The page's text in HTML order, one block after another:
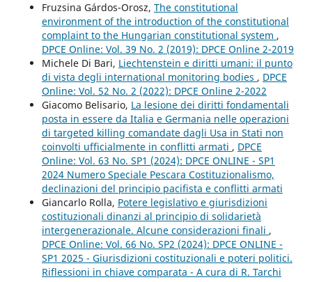
Fruzsina Gárdos-Orosz, The constitutional
environment of the introduction of the constitutional
complaint to the Hungarian constitutional system ,
DPCE Online: Vol. 39 No. 2 (2019): DPCE Online 2-2019
Michele Di Bari, Liechtenstein e diritti umani: il punto
di vista degli international monitoring bodies , DPCE
Online: Vol. 52 No. 2 (2022): DPCE Online 2-2022
Giacomo Belisario, La lesione dei diritti fondamentali
posta in essere da Italia e Germania nelle operazioni
di targeted killing comandate dagli Usa in Stati non
coinvolti ufficialmente in conflitti armati , DPCE
Online: Vol. 63 No. SP1 (2024): DPCE ONLINE - SP1
2024 Numero Speciale Pescara Costituzionalismo,
declinazioni del principio pacifista e conflitti armati
Giancarlo Rolla, Potere legislativo e giurisdizioni
costituzionali dinanzi al principio di solidarietà
intergenerazionale. Alcune considerazioni finali ,
DPCE Online: Vol. 66 No. SP2 (2024): DPCE ONLINE -
SP1 2025 - Giurisdizioni costituzionali e poteri politici.
Riflessioni in chiave comparata - A cura di R. Tarchi